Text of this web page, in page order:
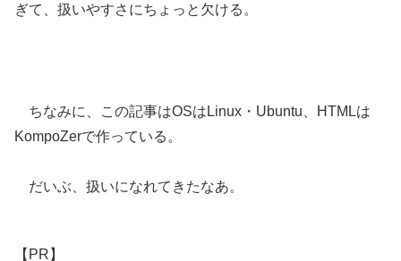
ぎて、扱いやすさにちょっと欠ける。
ちなみに、この記事はOSはLinux・Ubuntu、HTMLは
KompoZerで作っている。
だいぶ、扱いになれてきたなあ。
【PR】